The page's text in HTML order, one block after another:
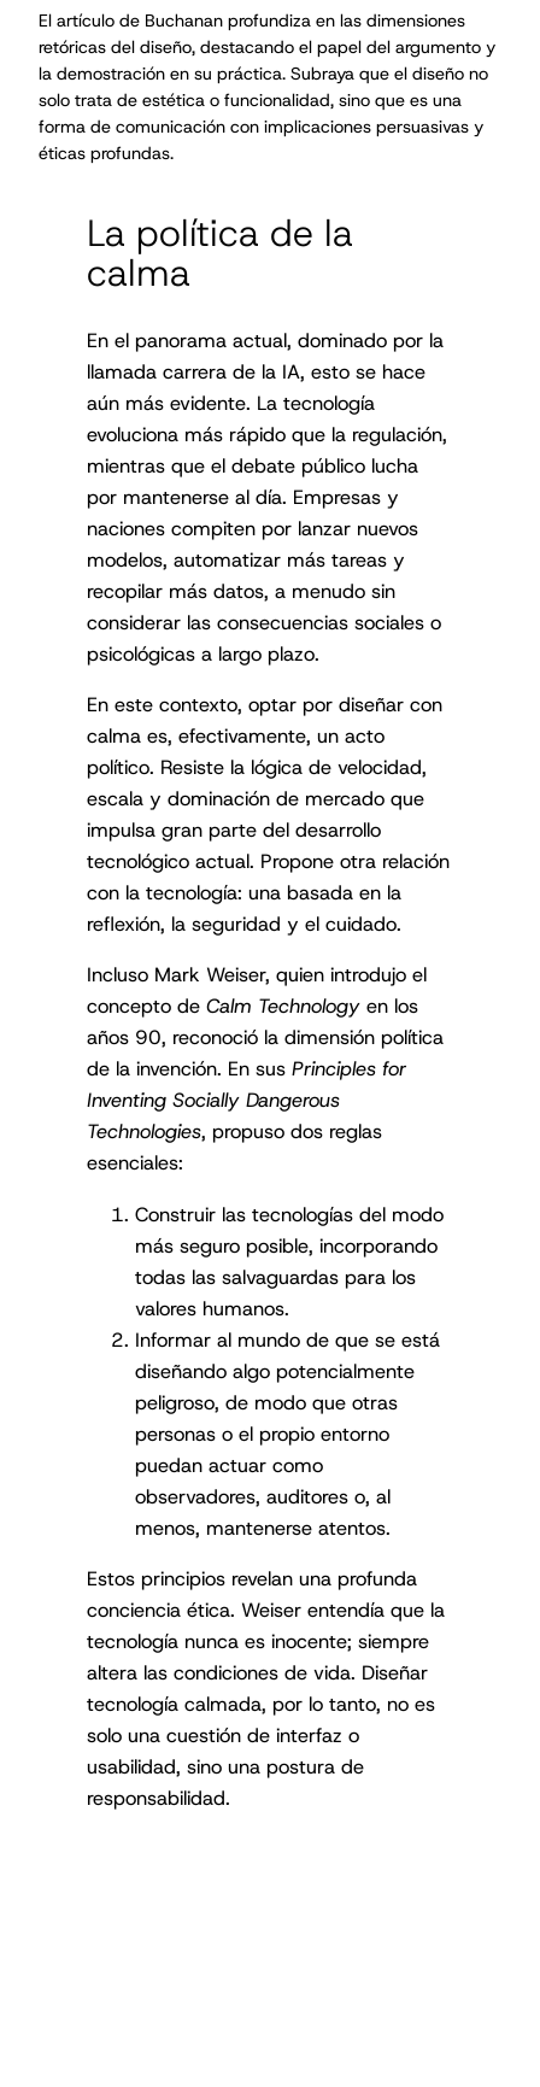
El artículo de Buchanan profundiza en las dimensiones
retóricas del diseño, destacando el papel del argumento y
la demostración en su práctica. Subraya que el diseño no
solo trata de estética o funcionalidad, sino que es una
forma de comunicación con implicaciones persuasivas y
éticas profundas.
La política de la
calma
En el panorama actual, dominado por la
llamada carrera de la IA, esto se hace
aún más evidente. La tecnología
evoluciona más rápido que la regulación,
mientras que el debate público lucha
por mantenerse al día. Empresas y
naciones compiten por lanzar nuevos
modelos, automatizar más tareas y
recopilar más datos, a menudo sin
considerar las consecuencias sociales o
psicológicas a largo plazo.
En este contexto, optar por diseñar con
calma es, efectivamente, un acto
político. Resiste la lógica de velocidad,
escala y dominación de mercado que
impulsa gran parte del desarrollo
tecnológico actual. Propone otra relación
con la tecnología: una basada en la
reflexión, la seguridad y el cuidado.
Incluso Mark Weiser, quien introdujo el
concepto de Calm Technology en los
años 90, reconoció la dimensión política
de la invención. En sus Principles for
Inventing Socially Dangerous
Technologies, propuso dos reglas
esenciales:
Construir las tecnologías del modo
más seguro posible, incorporando
todas las salvaguardas para los
valores humanos.
Informar al mundo de que se está
diseñando algo potencialmente
peligroso, de modo que otras
personas o el propio entorno
puedan actuar como
observadores, auditores o, al
menos, mantenerse atentos.
Estos principios revelan una profunda
conciencia ética. Weiser entendía que la
tecnología nunca es inocente; siempre
altera las condiciones de vida. Diseñar
tecnología calmada, por lo tanto, no es
solo una cuestión de interfaz o
usabilidad, sino una postura de
responsabilidad.